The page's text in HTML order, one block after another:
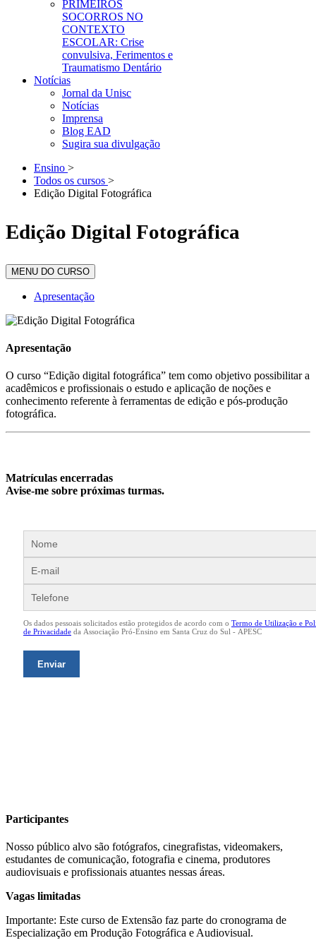
PRIMEIROS
SOCORROS NO
CONTEXTO
ESCOLAR: Crise
convulsiva, Ferimentos e
Traumatismo Dentário
Notícias
Jornal da Unisc
Notícias
Imprensa
Blog EAD
Sugira sua divulgação
Ensino >
Todos os cursos >
Edição Digital Fotográfica
Edição Digital Fotográfica
MENU DO CURSO
Apresentação
Apresentação
O curso “Edição digital fotográfica” tem como objetivo possibilitar a
acadêmicos e profissionais o estudo e aplicação de noções e
conhecimento referente à ferramentas de edição e pós-produção
fotográfica.
Matrículas encerradas
Avise-me sobre próximas turmas.
Participantes
Nosso público alvo são fotógrafos, cinegrafistas, videomakers,
estudantes de comunicação, fotografia e cinema, produtores
audiovisuais e profissionais atuantes nessas áreas.
Vagas limitadas
Importante: Este curso de Extensão faz parte do cronograma de
Especialização em Produção Fotográfica e Audiovisual.